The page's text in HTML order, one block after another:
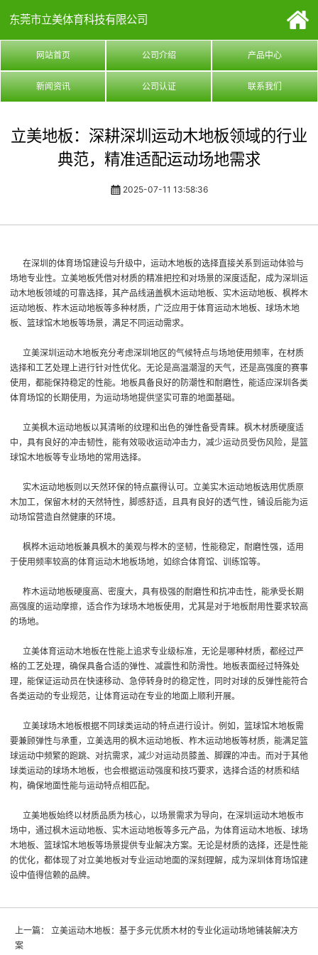
东莞市立美体育科技有限公司
网站首页 公司介绍 产品中心
新闻资讯 公司认证 联系我们
立美地板：深耕深圳运动木地板领域的行业
典范，精准适配运动场地需求
2025-07-11 13:58:36
在深圳的体育场馆建设与升级中，运动木地板的选择直接关系到运动体验与
场地专业性。立美地板凭借对材质的精准把控和对场景的深度适配，成为深圳运
动木地板领域的可靠选择，其产品线涵盖枫木运动地板、实木运动地板、枫桦木
运动地板、柞木运动地板等多种材质，广泛应用于体育运动木地板、球场木地
板、篮球馆木地板等场景，满足不同运动需求。
立美深圳运动木地板充分考虑深圳地区的气候特点与场地使用频率，在材质
选择和工艺处理上进行针对性优化。无论是高温潮湿的天气，还是高强度的赛事
使用，都能保持稳定的性能。地板具备良好的防潮性和耐磨性，能适应深圳各类
体育场馆的长期使用，为运动场地提供坚实可靠的地面基础。
立美枫木运动地板以其清晰的纹理和出色的弹性备受青睐。枫木材质硬度适
中，具有良好的冲击韧性，能有效吸收运动冲击力，减少运动员受伤风险，是篮
球馆木地板等专业场地的常用选择。
实木运动地板则以天然环保的特点赢得认可。立美实木运动地板选用优质原
木加工，保留木材的天然特性，脚感舒适，且具有良好的透气性，铺设后能为运
动场馆营造自然健康的环境。
枫桦木运动地板兼具枫木的美观与桦木的坚韧，性能稳定，耐磨性强，适用
于使用频率较高的体育运动木地板场地，如综合体育馆、训练馆等。
柞木运动地板硬度高、密度大，具有极强的耐磨性和抗冲击性，能承受长期
高强度的运动摩擦，适合作为球场木地板使用，尤其是对于地板耐用性要求较高
的场地。
立美体育运动木地板在性能上追求专业级标准，无论是哪种材质，都经过严
格的工艺处理，确保具备合适的弹性、减震性和防滑性。地板表面经过特殊处
理，能保证运动员在快速移动、急停转身时的稳定性，同时对球的反弹性能符合
各类运动的专业规范，让体育运动在专业的地面上顺利开展。
立美球场木地板根据不同球类运动的特点进行设计。例如，篮球馆木地板需
要兼顾弹性与承重，立美选用的枫木运动地板、柞木运动地板等材质，能满足篮
球运动中频繁的跑跳、对抗需求，减少对运动员膝盖、脚踝的冲击。而对于其他
球类运动的球场木地板，也会根据运动强度和技巧要求，选择合适的材质和结
构，确保地面性能与运动特点相匹配。
立美地板始终以材质品质为核心，以场景需求为导向，在深圳运动木地板市
场中，通过枫木运动地板、实木运动地板等多元产品，为体育运动木地板、球场
木地板、篮球馆木地板等场景提供专业解决方案。无论是材质的选择，还是性能
的优化，都体现了对立美地板对专业运动地面的深刻理解，成为深圳体育场馆建
设中值得信赖的品牌。
上一篇：
立美运动木地板：基于多元优质木材的专业化运动场地铺装解决方
案